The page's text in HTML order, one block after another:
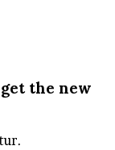
the new